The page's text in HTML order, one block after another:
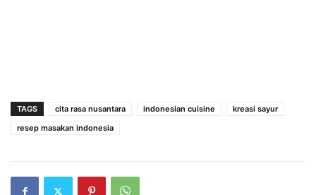
TAGS cita rasa nusantara indonesian cuisine
kreasi sayur
resep masakan indonesia